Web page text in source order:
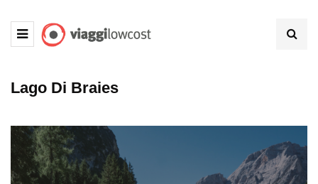
Lago Di Braies